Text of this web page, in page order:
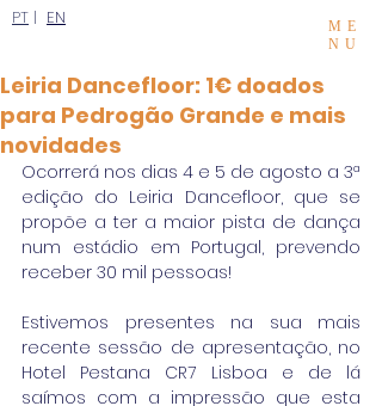
PT | EN
ME
NU
Leiria Dancefloor: 1€ doados
para Pedrogão Grande e mais
novidades
Ocorrerá nos dias 4 e 5 de agosto a 3ª
edição do Leiria Dancefloor, que se
propõe a ter a maior pista de dança
num estádio em Portugal, prevendo
receber 30 mil pessoas!
Estivemos presentes na sua mais
recente sessão de apresentação, no
Hotel Pestana CR7 Lisboa e de lá
saímos com a impressão que esta